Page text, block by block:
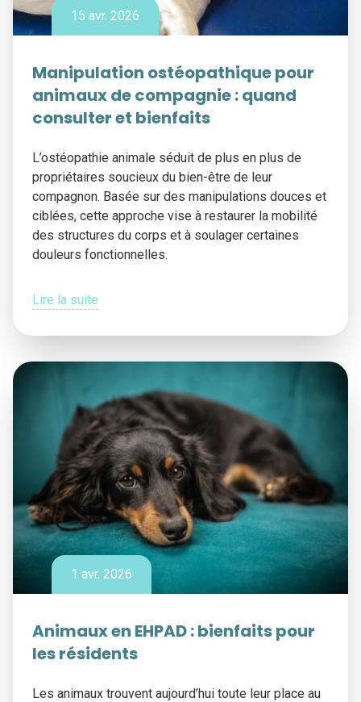
15 avr. 2026
Manipulation ostéopathique pour
animaux de compagnie : quand
consulter et bienfaits
L’ostéopathie animale séduit de plus en plus de
propriétaires soucieux du bien-être de leur
compagnon. Basée sur des manipulations douces et
ciblées, cette approche vise à restaurer la mobilité
des structures du corps et à soulager certaines
douleurs fonctionnelles.
Lire la suite
1 avr. 2026
Animaux en EHPAD : bienfaits pour
les résidents
Les animaux trouvent aujourd’hui toute leur place au